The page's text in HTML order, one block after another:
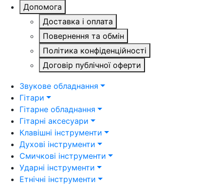
Допомога
Доставка і оплата
Повернення та обмін
Політика конфіденційності
Договір публічної оферти
Звукове обладнання
Гітари
Гітарне обладнання
Гітарні аксесуари
Клавішні інструменти
Духові інструменти
Смичкові інструменти
Ударні інструменти
Етнічні інструменти